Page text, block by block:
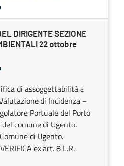
DIRIGENTE SEZIONE
22 ottobre
di assoggettabilità a
di Incidenza –
Portuale del Porto
comune di Ugento.
di Ugento.
ex art. 8 L.R.